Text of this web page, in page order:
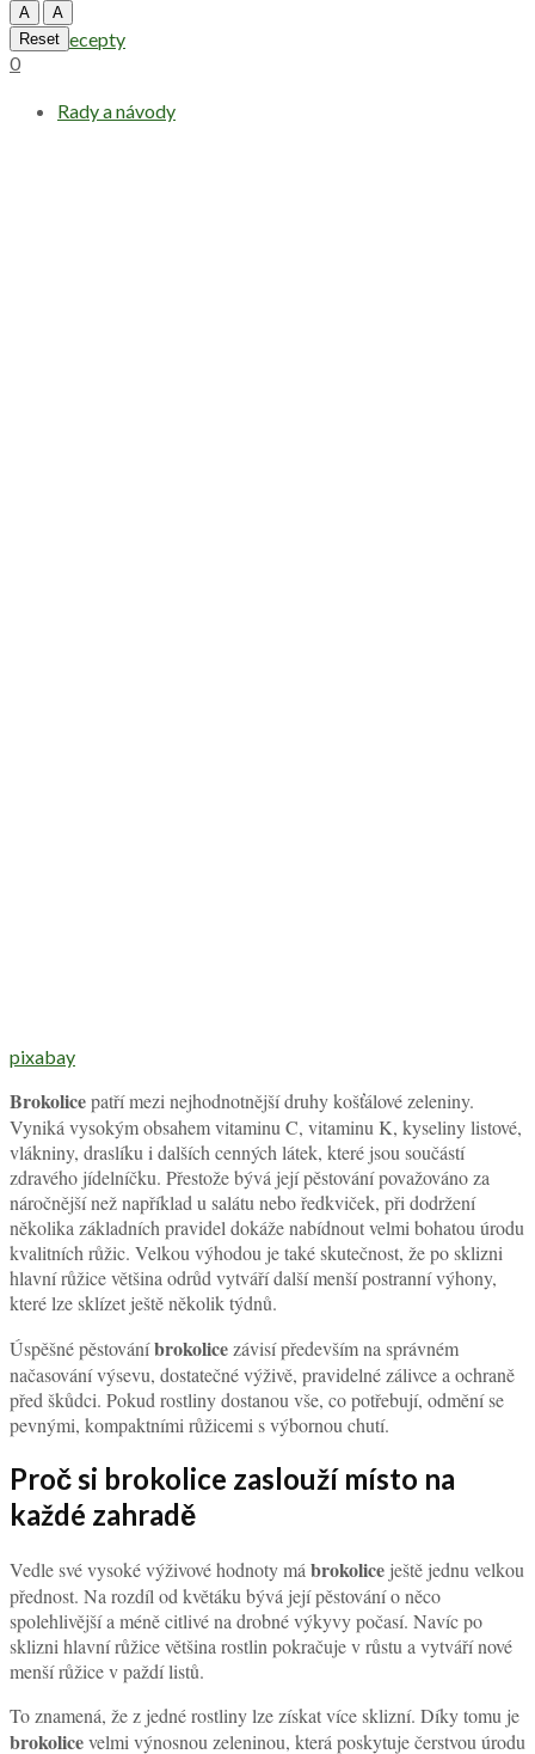
Recepty
Rady a návody
A
A
Reset
0
pixabay
Brokolicepatří mezi nejhodnotnější druhy košťálové zeleniny.
Vyniká vysokým obsahem vitaminu C, vitaminu K, kyseliny listové,
vlákniny, draslíku i dalších cenných látek, které jsou součástí
zdravého jídelníčku. Přestože bývá její pěstování považováno za
náročnější než například u salátu nebo ředkviček, při dodržení
několika základních pravidel dokáže nabídnout velmi bohatou úrodu
kvalitních růžic. Velkou výhodou je také skutečnost, že po sklizni
hlavní růžice většina odrůd vytváří další menší postranní výhony,
které lze sklízet ještě několik týdnů.
Úspěšné pěstováníbrokolice závisí především na správném
načasování výsevu, dostatečné výživě, pravidelné zálivce a ochraně
před škůdci. Pokud rostliny dostanou vše, co potřebují, odmění se
pevnými, kompaktními růžicemi s výbornou chutí.
Proč si brokolice zaslouží místo na
každé zahradě
Vedle své vysoké výživové hodnoty mábrokolice ještě jednu velkou
přednost. Na rozdíl od květáku bývá její pěstování o něco
spolehlivější a méně citlivé na drobné výkyvy počasí. Navíc po
sklizni hlavní růžice většina rostlin pokračuje v růstu a vytváří nové
menší růžice v paždí listů.
To znamená, že z jedné rostliny lze získat více sklizní. Díky tomu je
brokolicevelmi výnosnou zeleninou, která poskytuje čerstvou úrodu